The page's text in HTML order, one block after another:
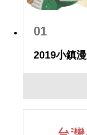
01
2019小鎮